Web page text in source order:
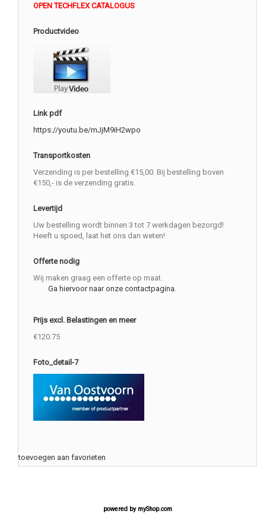
OPEN TECHFLEX CATALOGUS
Productvideo
Link pdf
https://youtu.be/mJjM9iH2wpo
Transportkosten
Verzending is per bestelling €15,00. Bij bestelling boven
€150,- is de verzending gratis.
Levertijd
Uw bestelling wordt binnen 3 tot 7 werkdagen bezorgd!
Heeft u spoed, laat het ons dan weten!
Offerte nodig
Wij maken graag een offerte op maat.
Ga hiervoor naar onze contactpagina.
Prijs excl. Belastingen en meer
€120.75
Foto_detail-7
toevoegen aan favorieten
powered by myShop.com